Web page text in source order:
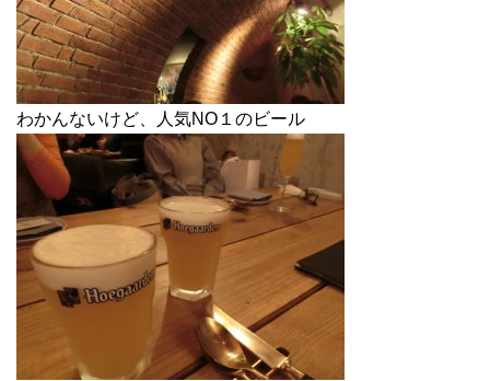
わかんないけど、人気NO１のビール